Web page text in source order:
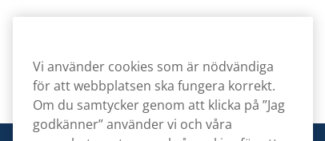
Vi använder cookies som är nödvändiga
för att webbplatsen ska fungera korrekt.
Om du samtycker genom att klicka på ”Jag
godkänner” använder vi och våra